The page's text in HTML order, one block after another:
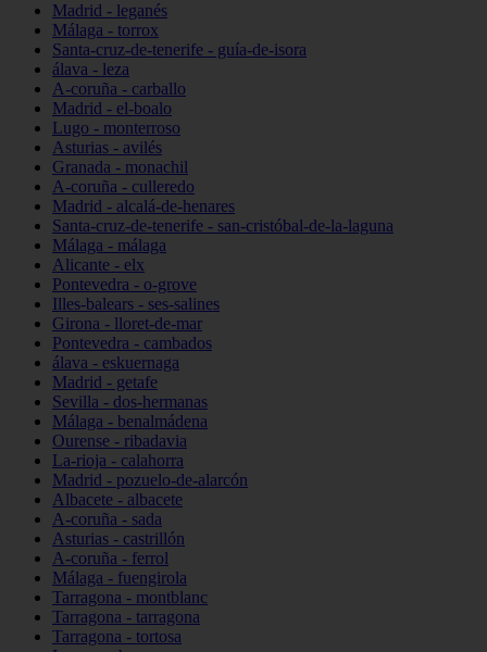
Madrid - leganés
Málaga - torrox
Santa-cruz-de-tenerife - guía-de-isora
álava - leza
A-coruña - carballo
Madrid - el-boalo
Lugo - monterroso
Asturias - avilés
Granada - monachil
A-coruña - culleredo
Madrid - alcalá-de-henares
Santa-cruz-de-tenerife - san-cristóbal-de-la-laguna
Málaga - málaga
Alicante - elx
Pontevedra - o-grove
Illes-balears - ses-salines
Girona - lloret-de-mar
Pontevedra - cambados
álava - eskuernaga
Madrid - getafe
Sevilla - dos-hermanas
Málaga - benalmádena
Ourense - ribadavia
La-rioja - calahorra
Madrid - pozuelo-de-alarcón
Albacete - albacete
A-coruña - sada
Asturias - castrillón
A-coruña - ferrol
Málaga - fuengirola
Tarragona - montblanc
Tarragona - tarragona
Tarragona - tortosa